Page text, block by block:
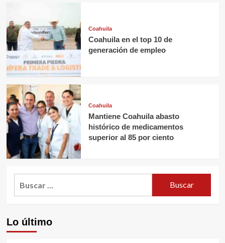
Coahuila
Coahuila en el top 10 de
generación de empleo
Coahuila
Mantiene Coahuila abasto
histórico de medicamentos
superior al 85 por ciento
Lo último